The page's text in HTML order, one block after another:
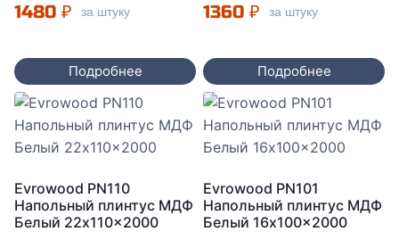
1480 ₽ за штуку
Подробнее
1360 ₽ за штуку
Подробнее
Evrowood PN110
Напольный плинтус МДФ
Белый 22x110x2000
Evrowood PN101
Напольный плинтус МДФ
Белый 16x100x2000